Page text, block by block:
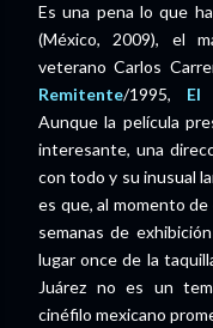
Es una pena lo que
(México, 2009), el
veterano Carlos
Remitente/1995, El
Aunque la película
interesante, una
con todo y su inusual
es que, al momento
semanas de
lugar once de la
Juárez no es un
cinéfilo mexicano